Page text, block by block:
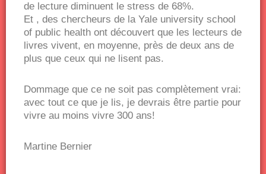
de lecture diminuent le stress de 68%.
Et , des chercheurs de la Yale university school
of public health ont découvert que les lecteurs de
livres vivent, en moyenne, près de deux ans de
plus que ceux qui ne lisent pas.
Dommage que ce ne soit pas complètement vrai:
avec tout ce que je lis, je devrais être partie pour
vivre au moins vivre 300 ans!
Martine Bernier